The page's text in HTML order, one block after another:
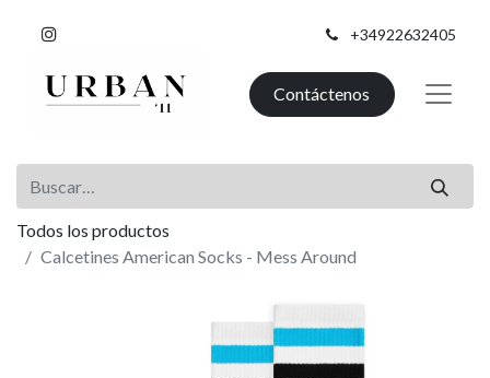
+34922632405
Contáctenos
Todos los productos
Calcetines American Socks - Mess Around